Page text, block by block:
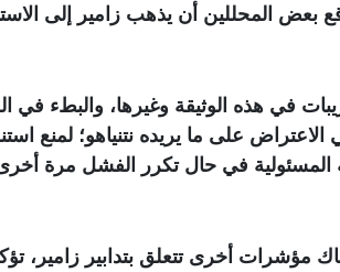
بعض المحللين أن يذهب زامير إلى
في هذه الوثيقة وغيرها، والبطء في
الاعتراض على ما يريده نتنياهو؛ لمنع
المسئولية في حال تكرر الفشل مرة
مؤشرات أخرى تتعلق بتدابير